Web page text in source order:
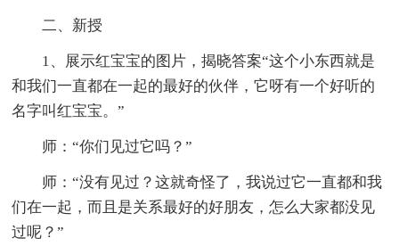
二、新授
1、展示红宝宝的图片，揭晓答案“这个小东西就是
和我们一直都在一起的最好的伙伴，它呀有一个好听的
名字叫红宝宝。”
师：“你们见过它吗？”
师：“没有见过？这就奇怪了，我说过它一直都和我
们在一起，而且是关系最好的好朋友，怎么大家都没见
过呢？”